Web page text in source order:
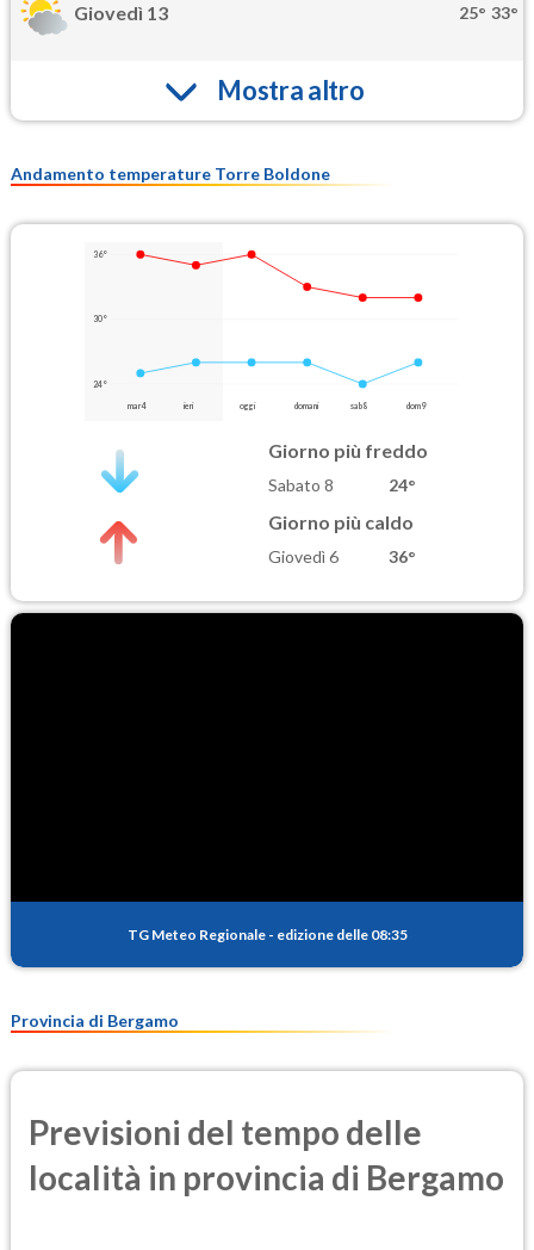
Giovedì 13 25° 33°
Mostra altro
Andamento temperature Torre Boldone
36°
30°
24°
mar 4 ieri oggi domani sab 8 dom 9
Giorno più freddo
Sabato 8 24°
Giorno più caldo
Giovedì 6 36°
TG Meteo Regionale - edizione delle 08:35
Provincia di Bergamo
Previsioni del tempo delle
località in provincia di Bergamo